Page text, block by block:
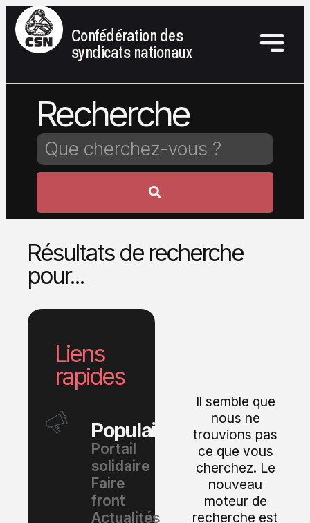
Confédération des
syndicats nationaux
Recherche
Résultats de recherche
pour...
Liens
rapides
Populaire
Portail
solidaire
Faire
front
Actualités
Il semble que
nous ne
trouvions pas
ce que vous
cherchez. Le
nouveau
moteur de
recherche est